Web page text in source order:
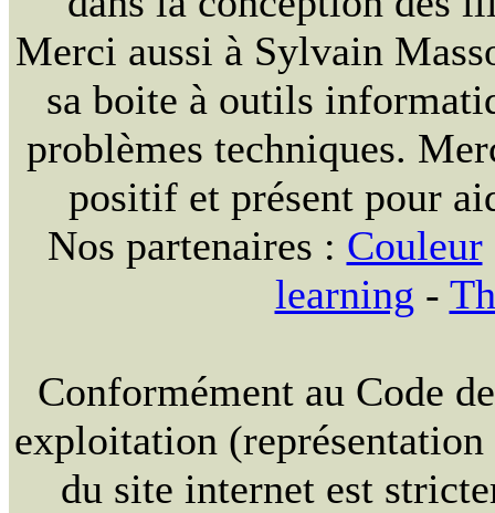
Merci aussi à Sylvain
sa boite à outils
problèmes techniques.
positif et présent pour
Nos partenaires : Couleur
learning -
Conformément au Code
exploitation
du site internet est